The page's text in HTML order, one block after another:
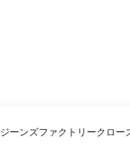
ジーンズファクトリークロー